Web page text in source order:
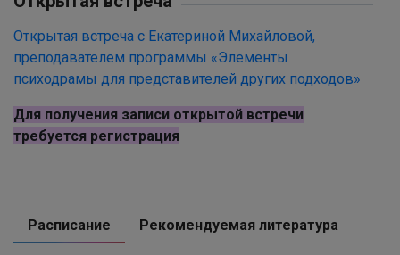
Открытая встреча с Екатериной Михайловой,
преподавателем программы «Элементы
психодрамы для представителей других подходов»
Для получения записи открытой встречи
требуется регистрация
Расписание Рекомендуемая литература